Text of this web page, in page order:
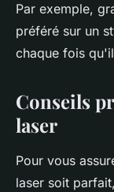
Par exemple,
préféré sur un
chaque fois
Conseils
laser
Pour vous
laser soit